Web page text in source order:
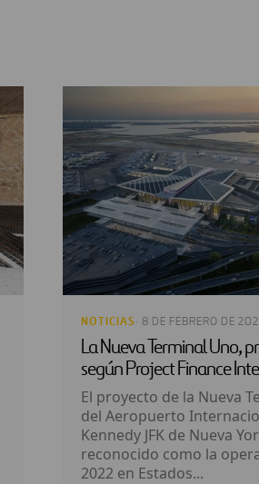
NOTICIAS · 8 DE FEBRERO DE
La Nueva Terminal Uno,
según Project Finance
El proyecto de la Nueva
del Aeropuerto
Kennedy JFK de Nueva
reconocido como la
2022 en Estados...